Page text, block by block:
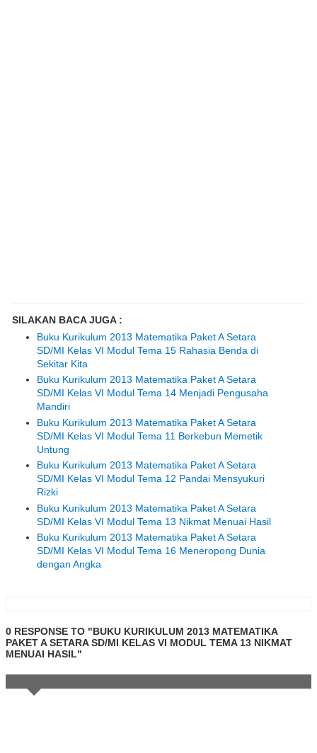
SILAKAN BACA JUGA :
Buku Kurikulum 2013 Matematika Paket A Setara
SD/MI Kelas VI Modul Tema 15 Rahasia Benda di
Sekitar Kita
Buku Kurikulum 2013 Matematika Paket A Setara
SD/MI Kelas VI Modul Tema 14 Menjadi Pengusaha
Mandiri
Buku Kurikulum 2013 Matematika Paket A Setara
SD/MI Kelas VI Modul Tema 11 Berkebun Memetik
Untung
Buku Kurikulum 2013 Matematika Paket A Setara
SD/MI Kelas VI Modul Tema 12 Pandai Mensyukuri
Rizki
Buku Kurikulum 2013 Matematika Paket A Setara
SD/MI Kelas VI Modul Tema 13 Nikmat Menuai Hasil
Buku Kurikulum 2013 Matematika Paket A Setara
SD/MI Kelas VI Modul Tema 16 Meneropong Dunia
dengan Angka
0 RESPONSE TO "BUKU KURIKULUM 2013 MATEMATIKA
PAKET A SETARA SD/MI KELAS VI MODUL TEMA 13 NIKMAT
MENUAI HASIL"